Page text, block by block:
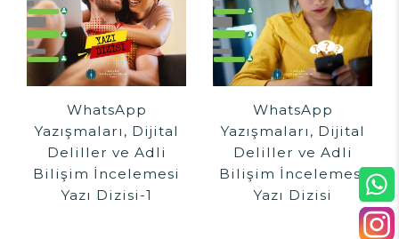
WhatsApp
Yazışmaları, Dijital
Deliller ve Adli
Bilişim İncelemesi
Yazı Dizisi-1
WhatsApp
Yazışmaları, Dijital
Deliller ve Adli
Bilişim İncelemesi
Yazı Dizisi